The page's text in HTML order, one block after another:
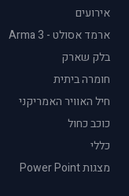
אירועים
ארמד אסולט - Arma 3
בלק שארק
חומרה ביתית
חיל האוויר האמריקני
כוכב כחול
כללי
מצגות Power Point